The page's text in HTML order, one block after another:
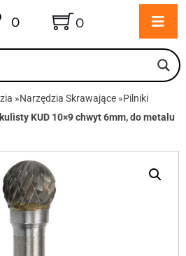
0 0
»Narzędzia Skrawające »Pilniki
KUD 10×9 chwyt 6mm, do metalu